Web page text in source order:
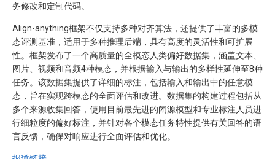
务修改和定制代码。
Align-anything框架不仅支持多种对齐算法，还提供了丰富的多模
态评测基准，适用于多种推理后端，具有高度的灵活性和可扩展
性。框架发布了一个高质量的全模态人类偏好数据集，涵盖文本、
图片、视频和音频4种模态，并根据输入与输出的多样性延伸至8种
任务。该数据集提供了详细的标注，包括输入和输出中的任意模
态，旨在实现跨模态的全面评估和改进。数据集的构建过程包括从
多个来源收集回答，使用目前最先进的闭源模型和专业标注人员进
行细粒度的偏好标注，并针对各个模态任务特性提供有关回答的语
言反馈，确保对响应进行全面评估和优化。